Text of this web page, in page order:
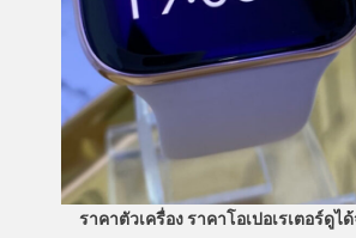
ราคาตัวเครื่อง ราคาโอเปอเรเตอร์ดู